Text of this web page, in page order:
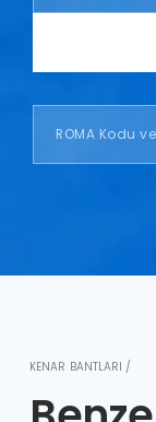
KENAR BANTLARI /